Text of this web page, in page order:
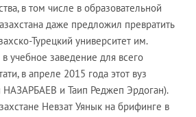
в том числе в образовательной
даже предложил превратить
Турецкий университет им.
в учебное заведение для всего
в апреле 2015 года этот вуз
НАЗАРБАЕВ и Таип Реджеп Эрдоган).
Невзат Уянык на брифинге в